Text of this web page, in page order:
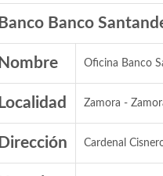
Banco Banco
Nombre Oficina Banco
Localidad Zamora -
Dirección Cardenal